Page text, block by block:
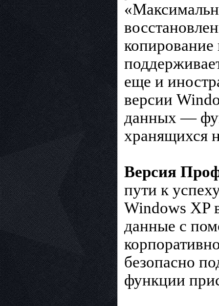
еще и
версии
данных —
хранящихся
Версия
пути к
Windows XP
данные с
безопасно
функции